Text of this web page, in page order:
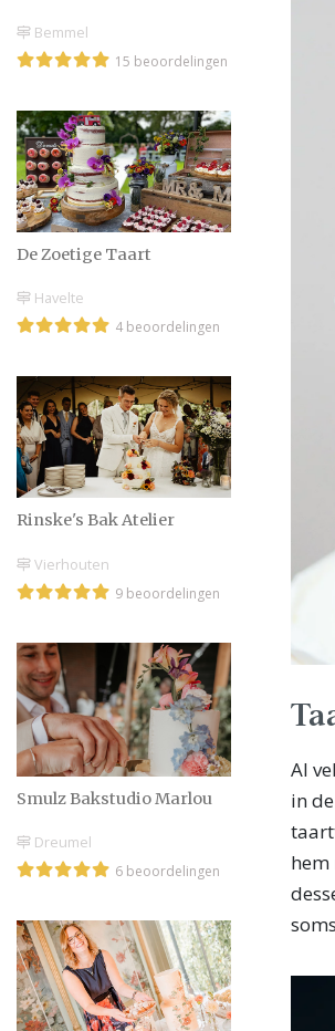
Bemmel
15 beoordelingen
De Zoetige Taart
Havelte
4 beoordelingen
Rinske's Bak Atelier
Vierhouten
9 beoordelingen
Smulz Bakstudio Marlou
Dreumel
6 beoordelingen
Al
in